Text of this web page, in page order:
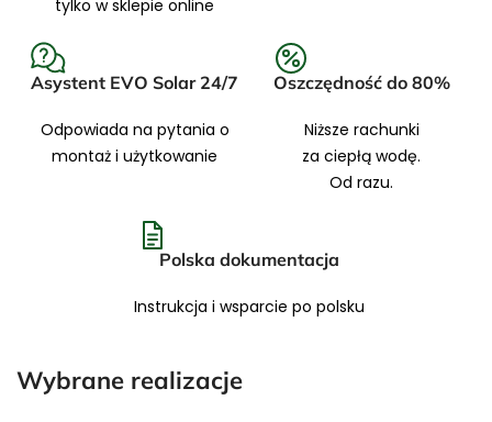
tylko w sklepie online
Asystent EVO Solar 24/7
Odpowiada na pytania o
montaż i użytkowanie
Oszczędność do 80%
Niższe rachunki
za ciepłą wodę.
Od razu.
Polska dokumentacja
Instrukcja i wsparcie po polsku
Wybrane realizacje